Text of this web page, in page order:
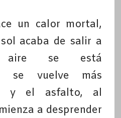
un calor mortal,
acaba de salir a
aire se está
se vuelve más
y el asfalto, al
a desprender